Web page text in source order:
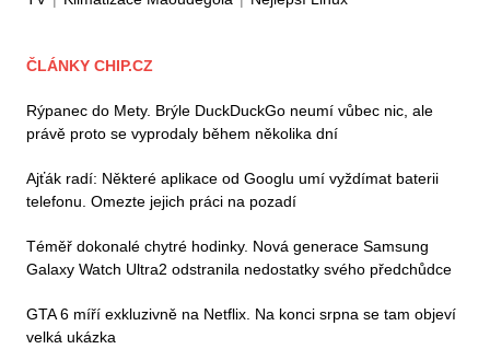
ČLÁNKY CHIP.CZ
Rýpanec do Mety. Brýle DuckDuckGo neumí vůbec nic, ale
právě proto se vyprodaly během několika dní
Ajťák radí: Některé aplikace od Googlu umí vyždímat baterii
telefonu. Omezte jejich práci na pozadí
Téměř dokonalé chytré hodinky. Nová generace Samsung
Galaxy Watch Ultra2 odstranila nedostatky svého předchůdce
GTA 6 míří exkluzivně na Netflix. Na konci srpna se tam objeví
velká ukázka